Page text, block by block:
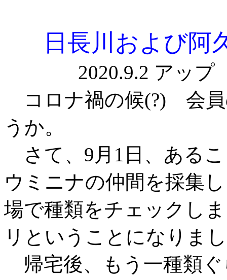
日長川および阿
コロナ禍の候(?) 会
うか。
さて、9月1日、ある
ウミニナの仲間を採集
場で種類をチェックし
リということになりま
帰宅後、もう一種類